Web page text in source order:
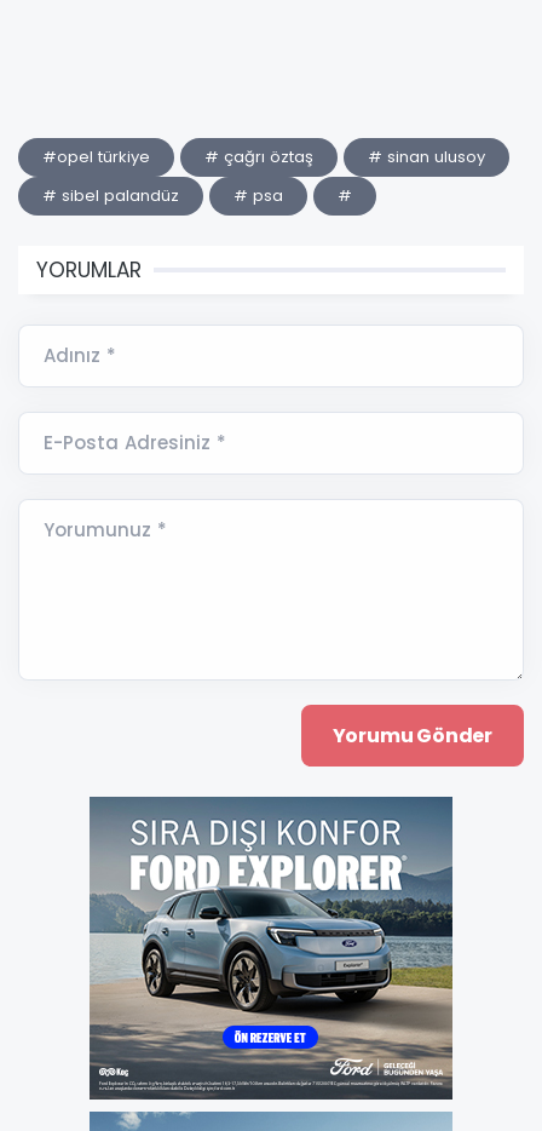
#opel türkiye # çağrı öztaş
# sinan ulusoy
# sibel palandüz
# psa #
YORUMLAR
Adınız *
E-Posta Adresiniz *
Yorumunuz *